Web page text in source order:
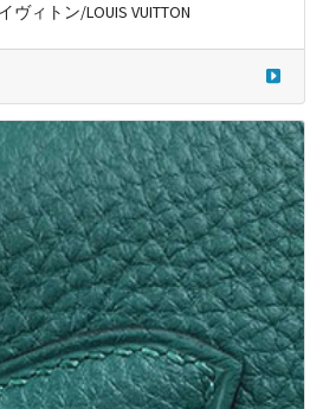
ヴィトン/LOUIS VUITTON